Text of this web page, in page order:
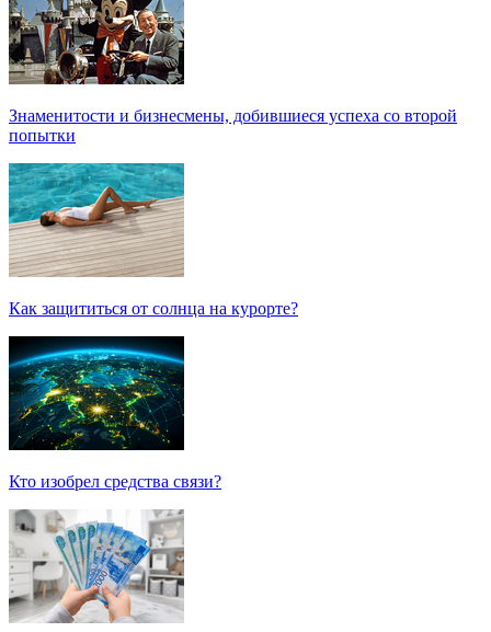
Знаменитости и бизнесмены, добившиеся успеха со второй
попытки
Как защититься от солнца на курорте?
Кто изобрел средства связи?